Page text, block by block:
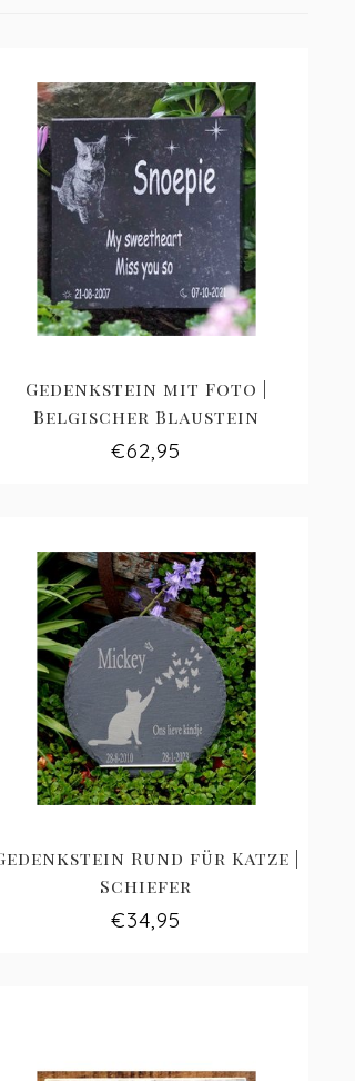
Gedenkstein mit Foto |
Belgischer Blaustein
€62,95
Rund für Katze |
Schiefer
€34,95